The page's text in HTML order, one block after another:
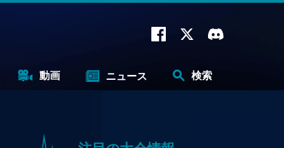
動画 ニュース 検索